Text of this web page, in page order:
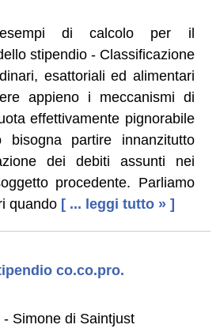
di calcolo per il
stipendio - Classificazione
esattoriali ed alimentari
appieno i meccanismi di
effettivamente pignorabile
bisogna partire innanzitutto
dei debiti assunti nei
procedente. Parliamo
quando [ ... leggi tutto » ]
co.co.pro.
Simone di Saintjust